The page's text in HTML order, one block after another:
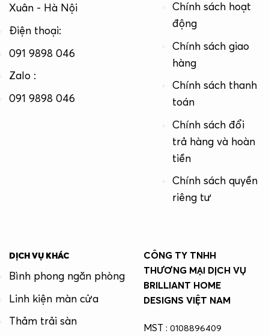
Xuân - Hà Nội
Điện thoại:
091 9898 046
Zalo :
091 9898 046
Chính sách hoạt
động
Chính sách giao
hàng
Chính sách thanh
toán
Chính sách đổi
trả hàng và hoàn
tiền
Chính sách quyền
riêng tư
DỊCH VỤ KHÁC
Bình phong ngăn phòng
Linh kiện màn cửa
Thảm trải sàn
CÔNG TY TNHH
THƯƠNG MẠI DỊCH VỤ
BRILLIANT HOME
DESIGNS VIỆT NAM
MST : 0108896409